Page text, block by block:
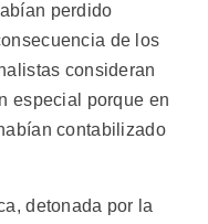
perdido
de los
consideran
especial porque en
contabilizado
detonada por la